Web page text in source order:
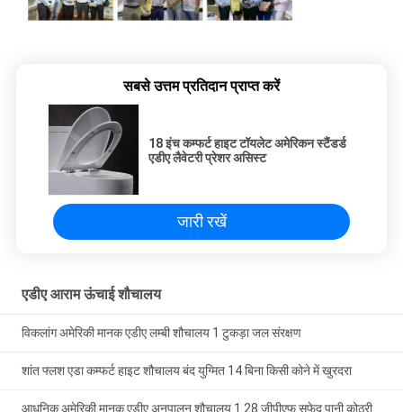
सबसे उत्तम प्रतिदान प्राप्त करें
18 इंच कम्फर्ट हाइट टॉयलेट अमेरिकन स्टैंडर्ड
एडीए लैवेटरी प्रेशर असिस्ट
जारी रखें
एडीए आराम ऊंचाई शौचालय
विकलांग अमेरिकी मानक एडीए लम्बी शौचालय 1 टुकड़ा जल संरक्षण
शांत फ्लश एडा कम्फर्ट हाइट शौचालय बंद युग्मित 14 बिना किसी कोने में खुरदरा
आधुनिक अमेरिकी मानक एडीए अनुपालन शौचालय 1.28 जीपीएफ सफेद पानी कोठरी